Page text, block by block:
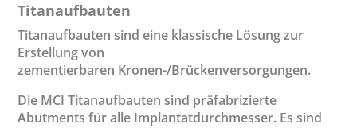
Titanaufbauten
Titanaufbauten sind eine klassische Lösung zur
Erstellung von
zementierbaren Kronen-/Brückenversorgungen.
Die MCI Titanaufbauten sind präfabrizierte
Abutments für alle Implantatdurchmesser. Es sind